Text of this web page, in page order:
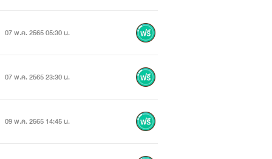
07 พ.ค. 2565 05:30 น.
07 พ.ค. 2565 23:30 น.
09 พ.ค. 2565 14:45 น.